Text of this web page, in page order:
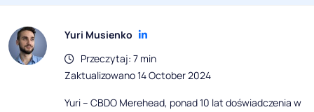
Yuri Musienko
Przeczytaj: 7 min
Zaktualizowano 14 October 2024
Yuri – CBDO Merehead, ponad 10 lat doświadczenia w